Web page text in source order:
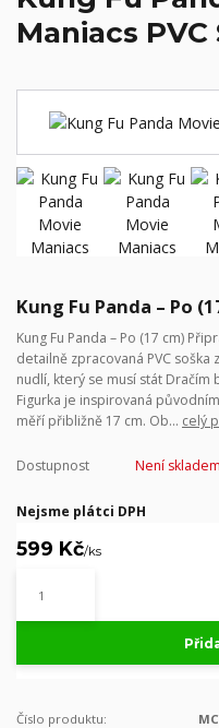
Maniacs
Kung Fu Panda – Po
Kung Fu Panda – Po (17 cm)
detailně zpracovaná PVC
nudlí, který se musí stát
Figurka je inspirovaná
měří přibližně 17 cm. Ob... celý
Dostupnost Není skladem
Nejsme plátci DPH
599 Kč/ks
Číslo produktu: